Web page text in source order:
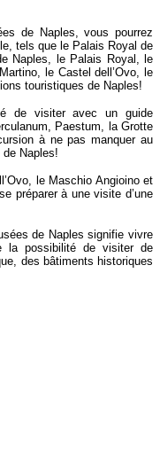
de Naples, vous pourrez
tels que le Palais Royal de
Naples, le Palais Royal, le
le Castel dell’Ovo, le
touristiques de Naples!
de visiter avec un guide
Paestum, la Grotte
à ne pas manquer au
Naples!
le Maschio Angioino et
préparer à une visite d’une
de Naples signifie vivre
la possibilité de visiter de
des bâtiments historiques